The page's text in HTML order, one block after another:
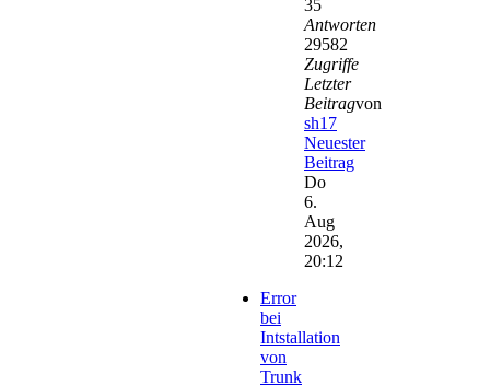
35
Antworten
29582
Zugriffe
Letzter
Beitragvon
sh17
Neuester
Beitrag
Do
6.
Aug
2026,
20:12
Error
bei
Intstallation
von
Trunk